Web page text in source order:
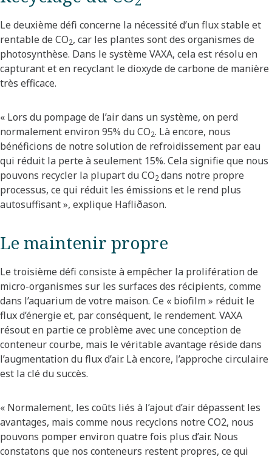
Le deuxième défi concerne la nécessité d’un flux stable et
rentable de CO2, car les plantes sont des organismes de
photosynthèse. Dans le système VAXA, cela est résolu en
capturant et en recyclant le dioxyde de carbone de manière
très efficace.
« Lors du pompage de l’air dans un système, on perd
normalement environ 95% du CO2. Là encore, nous
bénéficions de notre solution de refroidissement par eau
qui réduit la perte à seulement 15%. Cela signifie que nous
pouvons recycler la plupart du CO2dans notre propre
processus, ce qui réduit les émissions et le rend plus
autosuffisant », explique Hafliðason.
Le maintenir propre
Le troisième défi consiste à empêcher la prolifération de
micro-organismes sur les surfaces des récipients, comme
dans l’aquarium de votre maison. Ce « biofilm » réduit le
flux d’énergie et, par conséquent, le rendement. VAXA
résout en partie ce problème avec une conception de
conteneur courbe, mais le véritable avantage réside dans
l’augmentation du flux d’air. Là encore, l’approche circulaire
est la clé du succès.
« Normalement, les coûts liés à l’ajout d’air dépassent les
avantages, mais comme nous recyclons notre CO2, nous
pouvons pomper environ quatre fois plus d’air. Nous
constatons que nos conteneurs restent propres, ce qui